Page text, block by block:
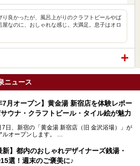
り良かったが、風呂上がりのクラフトビールやば
屋なのに、おしゃれな感じ。大満足。息子はオロ
ニュース
7月オープン】黄金湯 新宿店を体験レポー
サウナ・クラフトビール・タイル絵が魅力
日、新宿の「黄金湯 新宿店（旧 金沢浴場）」が
ルオープンします。
スタルジックなタイル絵はそのまま、昔からここ
の人にも、新しく足を運んでくれる人にも愛され
代の"銭湯"として生まれ変わりました。洞窟のよ
新】都内のおしゃれデザイナーズ銭湯・
選！週末のご褒美に♪